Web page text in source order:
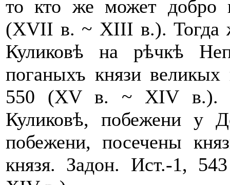
то кто же может добро
(XVII в. ~ XIII в.). Тогда
Куликовѣ на рѣчкѣ
поганыхъ князи
550 (XV в. ~ XIV в.).
Куликовѣ, побежени у
побежени, посечены
князя. Задон. Ист.-1,